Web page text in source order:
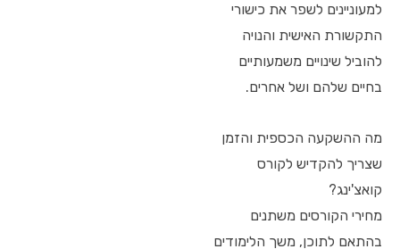
למעוניינים לשפר את כישורי
התקשורת האישית והנויה
להוביל שינויים משמעותיים
בחיים שלהם ושל אחרים.
מה ההשקעה הכספית והזמן
שצריך להקדיש לקורס
קואצ'ינג?
מחירי הקורסים משתנים
בהתאם לתוכן, משך הלימודים